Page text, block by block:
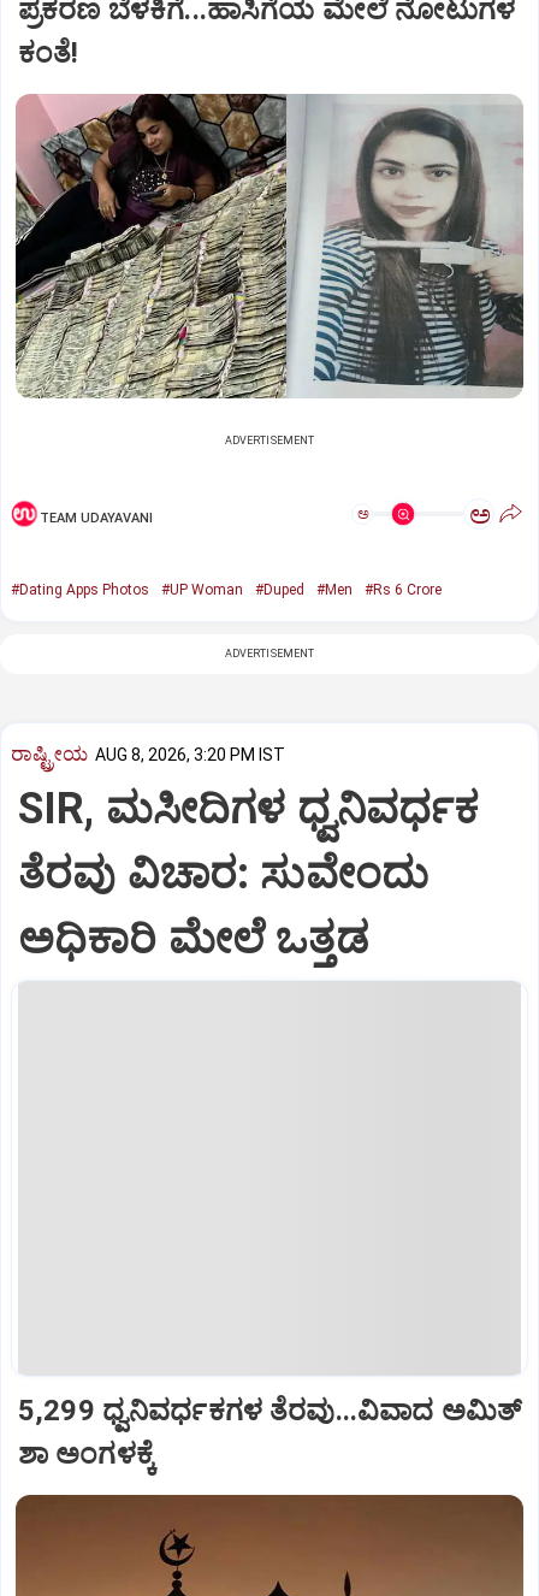
ಪ್ರಕರಣ ಬೆಳಕಿಗೆ...ಹಾಸಿಗೆಯ ಮೇಲೆ ನೋಟುಗಳ
ಕಂತೆ!
ADVERTISEMENT
TEAM UDAYAVANI ಅ ಅ
#Dating Apps Photos #UP Woman #Duped #Men #Rs 6 Crore
ADVERTISEMENT
ರಾಷ್ಟ್ರೀಯ AUG 8, 2026, 3:20 PM IST
SIR, ಮಸೀದಿಗಳ ಧ್ವನಿವರ್ಧಕ
ತೆರವು ವಿಚಾರ: ಸುವೇಂದು
ಅಧಿಕಾರಿ ಮೇಲೆ ಒತ್ತಡ
5,299 ಧ್ವನಿವರ್ಧಕಗಳ ತೆರವು...ವಿವಾದ ಅಮಿತ್
ಶಾ ಅಂಗಳಕ್ಕೆ